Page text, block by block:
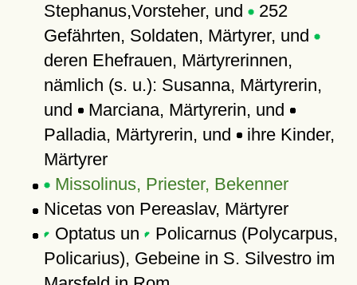
Stephanus,Vorsteher, und 252
Gefährten, Soldaten, Märtyrer, und
deren Ehefrauen, Märtyrerinnen,
nämlich (s. u.): Susanna, Märtyrerin,
und Marciana, Märtyrerin, und
Palladia, Märtyrerin, und ihre Kinder,
Märtyrer
Missolinus, Priester, Bekenner
Nicetas von Pereaslav, Märtyrer
Optatus un
Policarnus (Polycarpus,
Policarius), Gebeine in S. Silvestro im